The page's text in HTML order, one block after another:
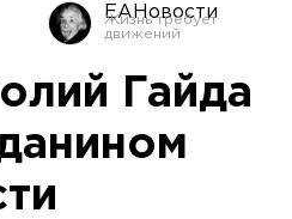
ЕАНовости
Гайда